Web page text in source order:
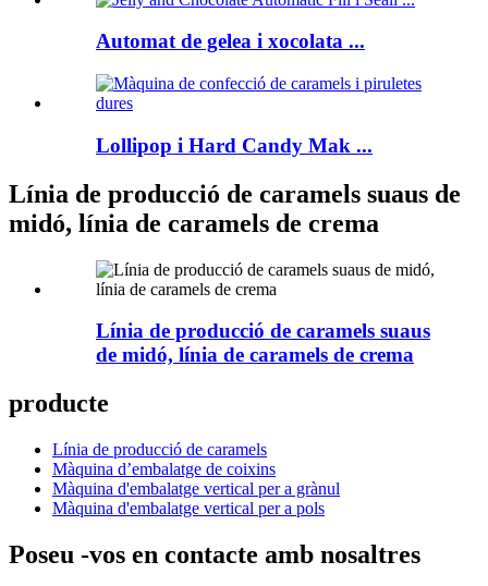
Automat de gelea i xocolata ...
Lollipop i Hard Candy Mak ...
Línia de producció de caramels suaus de
midó, línia de caramels de crema
Línia de producció de caramels suaus
de midó, línia de caramels de crema
producte
Línia de producció de caramels
Màquina d’embalatge de coixins
Màquina d'embalatge vertical per a grànul
Màquina d'embalatge vertical per a pols
Poseu -vos en contacte amb nosaltres